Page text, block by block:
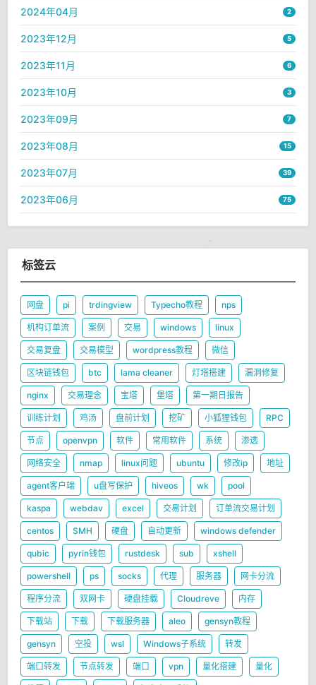
2024年04月 2
2023年12月 5
2023年11月 6
2023年10月 3
2023年09月 7
2023年08月 15
2023年07月 39
2023年06月 75
标签云
网盘 pi trdingview Typecho教程 nps
机构订单流 案例 交易 windows linux
交易复盘 交易模型 wordpress教程 微信
区块链钱包 btc lama cleaner 灯塔搭建 漏洞修复
nginx 交易理念 宝塔 堡塔 第一期日报告
训练计划 鸡汤 盘前计划 挖矿 小狐狸钱包 RPC
节点 openvpn 软件 常用软件 系统 渗透
网络安全 nmap linux问题 ubuntu 修改ip 地址
agent客户端 u盘写保护 hiveos wk pool
kaspa webdav excel 交易计划 订单流交易计划
centos SMH 硬盘 自动更新 windows defender
qubic pyrin钱包 rustdesk sub xshell
powershell ps socks 代理 服务器 网卡分流
程序分流 双网卡 硬盘挂载 Cloudreve 内存
下载站 下载 下载服务器 aleo gensyn教程
gensyn 空投 wsl Windows子系统 转发
端口转发 节点转发 端口 vpn 量化搭建 量化